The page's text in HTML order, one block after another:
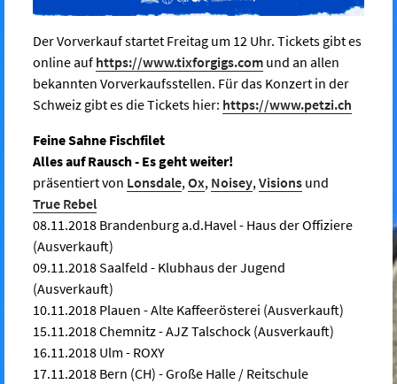
Der Vorverkauf startet Freitag um 12 Uhr. Tickets gibt es
online auf https://www.tixforgigs.com und an allen
bekannten Vorverkaufsstellen. Für das Konzert in der
Schweiz gibt es die Tickets hier: https://www.petzi.ch
Feine Sahne Fischfilet
Alles auf Rausch - Es geht weiter!
präsentiert von Lonsdale, Ox, Noisey, Visions und
True Rebel
08.11.2018 Brandenburg a.d.Havel - Haus der Offiziere
(Ausverkauft)
09.11.2018 Saalfeld - Klubhaus der Jugend
(Ausverkauft)
10.11.2018 Plauen - Alte Kaffeerösterei (Ausverkauft)
15.11.2018 Chemnitz - AJZ Talschock (Ausverkauft)
16.11.2018 Ulm - ROXY
17.11.2018 Bern (CH) - Große Halle / Reitschule